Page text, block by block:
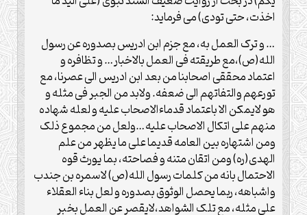
اخذت، حتی تودی) می فرماید:
… و ترک العمل به، مع جزم ابن ادریس بصدوره عن رسول
الله(ص)،مع طریقته فی العمل بالاخبار… و تظافره و
اعتماد محققی اصحابنا من بعد ابن ادریس الی عصرنا، مع
تورعهم والتفاتهم الی ضعفه. ولابد من الجبر فی مثله و
هو لایمکن الا باعتماد قدماءالاصحاب علیه و لعله شهاده
منهم علی اتکال الاصحاب علیه…ولعل من مجموع ذلک
ومن اشتهاره بین العامه قدیما علی ما یظهر من علم
الهدی(ره) ومن اتقان متنه و فصاحته، بما یورث قوه
الاحتمال بانه من کلمات رسول الله(ص) لاسمره بن جندب
واشباهه، ربما یحصل الوثوق بصدوره و لعل بناء العقلاء
علی مثله، مع تلک الشواهد،لایقصر عن العمل بخبر